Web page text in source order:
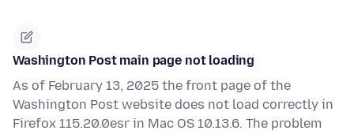
Washington Post main page not loading
As of February 13, 2025 the front page of the
Washington Post website does not load correctly in
Firefox 115.20.0esr in Mac OS 10.13.6. The problem